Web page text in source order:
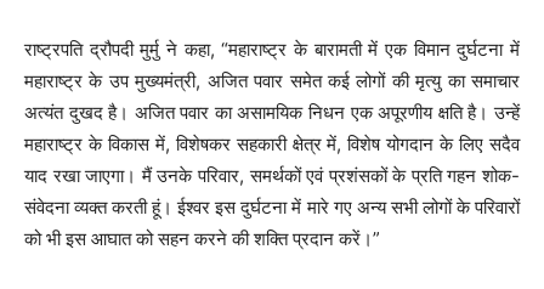
राष्ट्रपति द्रौपदी मुर्मु ने कहा, “महाराष्ट्र के बारामती में एक विमान दुर्घटना में
महाराष्ट्र के उप मुख्यमंत्री, अजित पवार समेत कई लोगों की मृत्यु का समाचार
अत्यंत दुखद है। अजित पवार का असामयिक निधन एक अपूरणीय क्षति है। उन्हें
महाराष्ट्र के विकास में, विशेषकर सहकारी क्षेत्र में, विशेष योगदान के लिए सदैव
याद रखा जाएगा। मैं उनके परिवार, समर्थकों एवं प्रशंसकों के प्रति गहन शोक-
संवेदना व्यक्त करती हूं। ईश्वर इस दुर्घटना में मारे गए अन्य सभी लोगों के परिवारों
को भी इस आघात को सहन करने की शक्ति प्रदान करें।”